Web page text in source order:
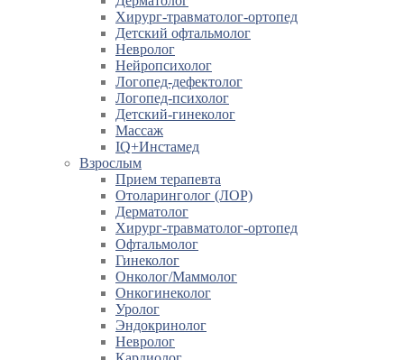
Хирург-травматолог-ортопед
Детский офтальмолог
Невролог
Нейропсихолог
Логопед-дефектолог
Логопед-психолог
Детский-гинеколог
Массаж
IQ+Инстамед
Взрослым
Прием терапевта
Отоларинголог (ЛОР)
Дерматолог
Хирург-травматолог-ортопед
Офтальмолог
Гинеколог
Онколог/Маммолог
Онкогинеколог
Уролог
Эндокринолог
Невролог